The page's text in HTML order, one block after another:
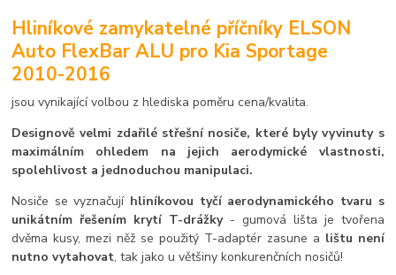
Hliníkové zamykatelné příčníky ELSON
Auto FlexBar ALU pro Kia Sportage
2010-2016
jsou vynikající volbou z hlediska poměru cena/kvalita.
Designově velmi zdařilé střešní nosiče, které byly vyvinuty s
maximálním ohledem na jejich aerodymické vlastnosti,
spolehlivost a jednoduchou manipulaci.
Nosiče se vyznačují hliníkovou tyčí aerodynamického tvaru s
unikátním řešením krytí T-drážky- gumová lišta je tvořena
dvěma kusy, mezi něž se použitý T-adaptér zasune a lištu není
nutno vytahovat, tak jako u většiny konkurenčních nosičů!